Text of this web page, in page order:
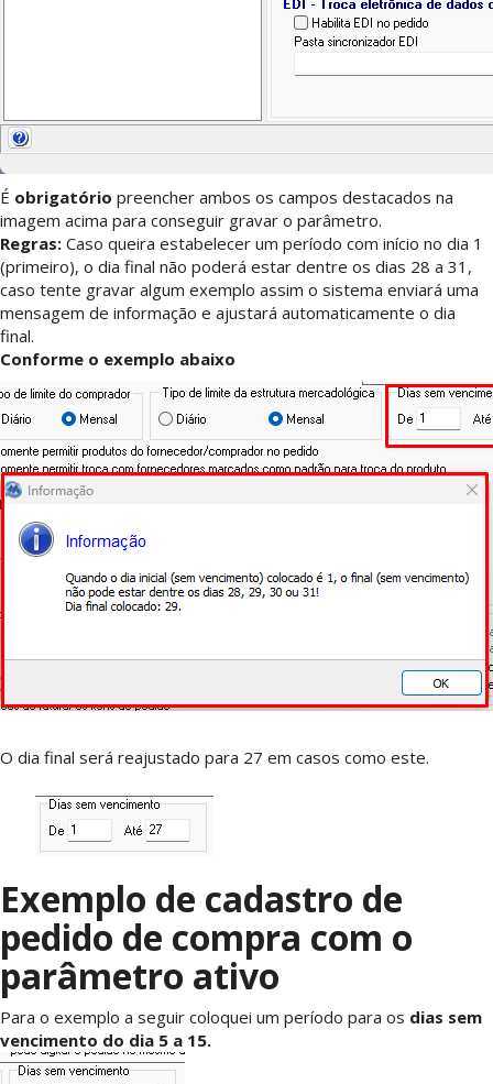
É obrigatório preencher ambos os campos destacados na
imagem acima para conseguir gravar o parâmetro.
Regras: Caso queira estabelecer um período com início no dia 1
(primeiro), o dia final não poderá estar dentre os dias 28 a 31,
caso tente gravar algum exemplo assim o sistema enviará uma
mensagem de informação e ajustará automaticamente o dia
final.
Conforme o exemplo abaixo
O dia final será reajustado para 27 em casos como este.
Exemplo de cadastro de
pedido de compra com o
parâmetro ativo
Para o exemplo a seguir coloquei um período para os dias sem
vencimento do dia 5 a 15.